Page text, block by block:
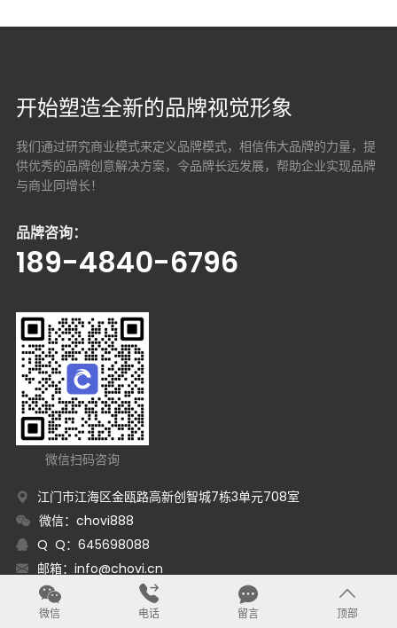
开始塑造全新的品牌视觉形象
我们通过研究商业模式来定义品牌模式，相信伟大品牌的力量，提
供优秀的品牌创意解决方案， 令品牌长远发展，帮助企业实现品牌
与商业同增长！
品牌咨询：
189-4840-6796
微信扫码咨询
江门市江海区金瓯路高新创智城7栋3单元708室
微信：chovi888
Q Q：645698088
邮箱： info@chovi.cn
微信 电话 留言 顶部